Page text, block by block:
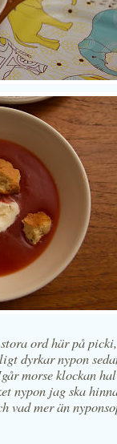
ord här på
dyrkar nypon
morse klockan
nypon jag ska
vad mer än